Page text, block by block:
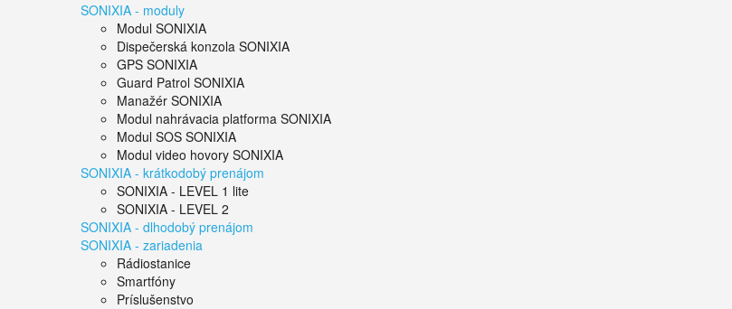
SONIXIA - moduly
Modul SONIXIA
Dispečerská konzola SONIXIA
GPS SONIXIA
Guard Patrol SONIXIA
Manažér SONIXIA
Modul nahrávacia platforma SONIXIA
Modul SOS SONIXIA
Modul video hovory SONIXIA
SONIXIA - krátkodobý prenájom
SONIXIA - LEVEL 1 lite
SONIXIA - LEVEL 2
SONIXIA - dlhodobý prenájom
SONIXIA - zariadenia
Rádiostanice
Smartfóny
Príslušenstvo